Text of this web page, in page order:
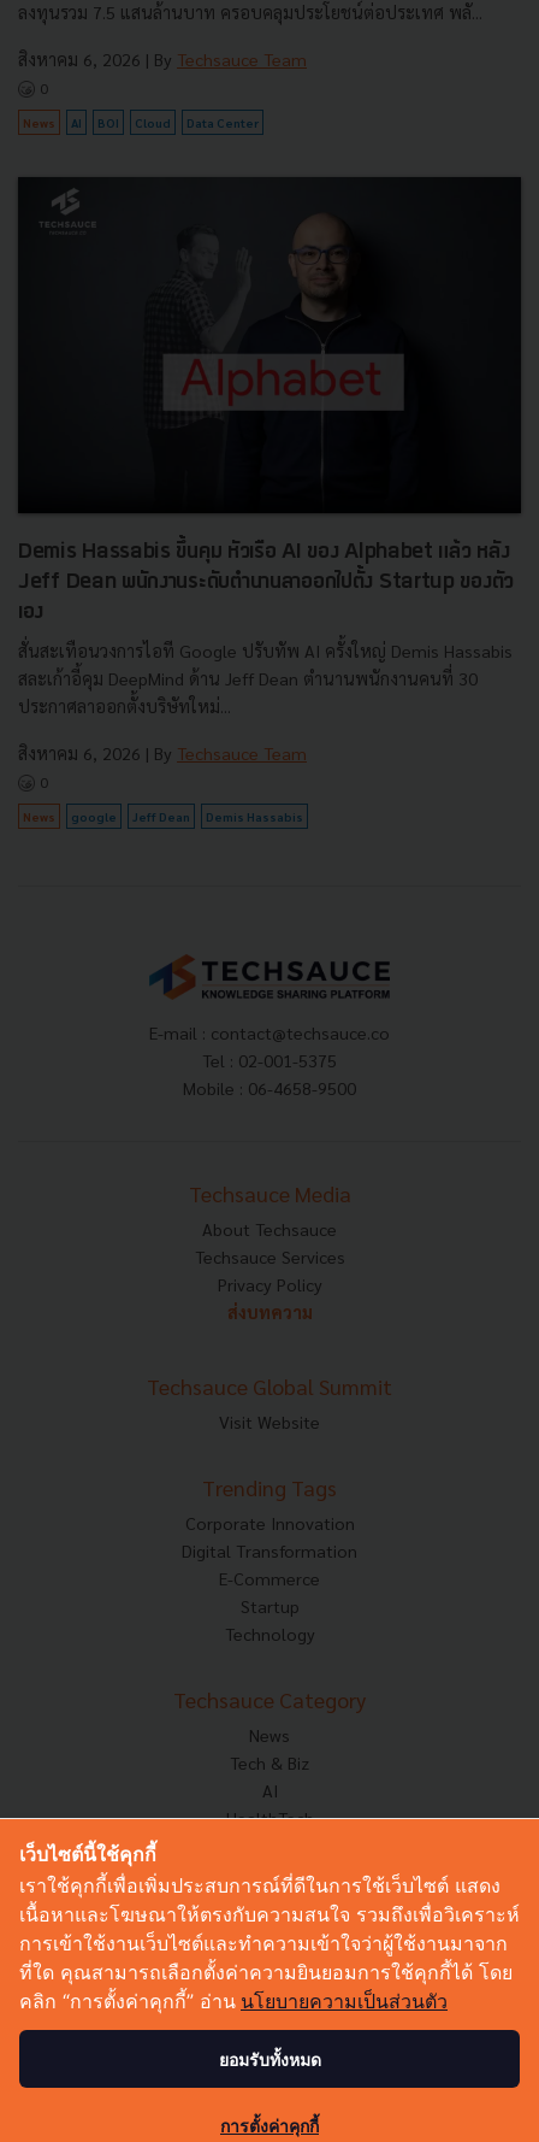
ลงทุนรวม 7.5 แสนล้านบาท ครอบคลุมประโยชน์ต่อประเทศ พลั...
สิงหาคม 6, 2026 | By Techsauce Team
0
News AI BOI Cloud Data Center
Demis Hassabis ขึ้นคุม หัวเรือ AI ของ Alphabet แล้ว หลัง
Jeff Dean พนักงานระดับตำนานลาออกไปตั้ง Startup ของตัว
เอง
สั่นสะเทือนวงการไอที Google ปรับทัพ AI ครั้งใหญ่ Demis Hassabis
สละเก้าอี้คุม DeepMind ด้าน Jeff Dean ตำนานพนักงานคนที่ 30
ประกาศลาออกตั้งบริษัทใหม่...
สิงหาคม 6, 2026 | By Techsauce Team
0
News google Jeff Dean Demis Hassabis
E-mail : contact@techsauce.co
Tel : 02-001-5375
Mobile : 06-4658-9500
Techsauce Media
About Techsauce
Techsauce Services
Privacy Policy
ส่งบทความ
Techsauce Global Summit
Visit Website
Trending Tags
Corporate Innovation
Digital Transformation
E-Commerce
Startup
Technology
Techsauce Category
News
Tech & Biz
AI
HealthTech
Corp Innov
Saucy Thoughts
Based On
Sustainable
Videos
Podcast
© Copyright 2026 :Techsauce All rights reserved.
เว็บไซต์นี้ใช้คุกกี้
เราใช้คุกกี้เพื่อเพิ่มประสบการณ์ที่ดีในการใช้เว็บไซต์ แสดง
เนื้อหาและโฆษณาให้ตรงกับความสนใจ รวมถึงเพื่อวิเคราะห์
การเข้าใช้งานเว็บไซต์และทำความเข้าใจว่าผู้ใช้งานมาจาก
ที่ใด คุณสามารถเลือกตั้งค่าความยินยอมการใช้คุกกี้ได้ โดย
คลิก “การตั้งค่าคุกกี้” อ่าน นโยบายความเป็นส่วนตัว
ยอมรับทั้งหมด
การตั้งค่าคุกกี้